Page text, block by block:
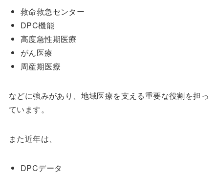
救命救急センター
DPC機能
高度急性期医療
がん医療
周産期医療
などに強みがあり、地域医療を支える重要な役割を担っ
ています。
また近年は、
DPCデータ